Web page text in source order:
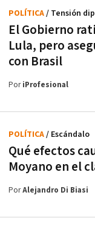
El Gobierno
Lula, pero
con Brasil
POLÍTICA/ Tensión
PoriProfesional
Qué efectos
Moyano en el
POLÍTICA/ Escándalo
PorAlejandro Di Biasi